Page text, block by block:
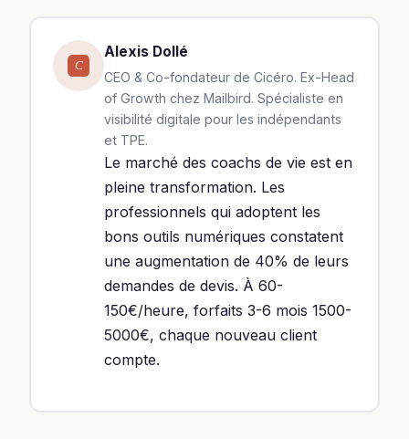
C
Alexis Dollé
CEO & Co-fondateur de Cicéro. Ex-Head
of Growth chez Mailbird. Spécialiste en
visibilité digitale pour les indépendants
et TPE.
Le marché des coachs de vie est en
pleine transformation. Les
professionnels qui adoptent les
bons outils numériques constatent
une augmentation de 40% de leurs
demandes de devis. À 60-
150€/heure, forfaits 3-6 mois 1500-
5000€, chaque nouveau client
compte.